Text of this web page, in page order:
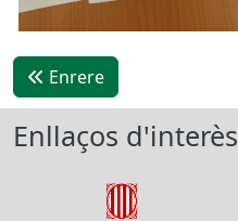
Enrere
Enllaços d'interès